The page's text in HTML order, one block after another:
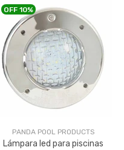
OFF 10%
PANDA POOL PRODUCTS
Lámpara led para piscinas